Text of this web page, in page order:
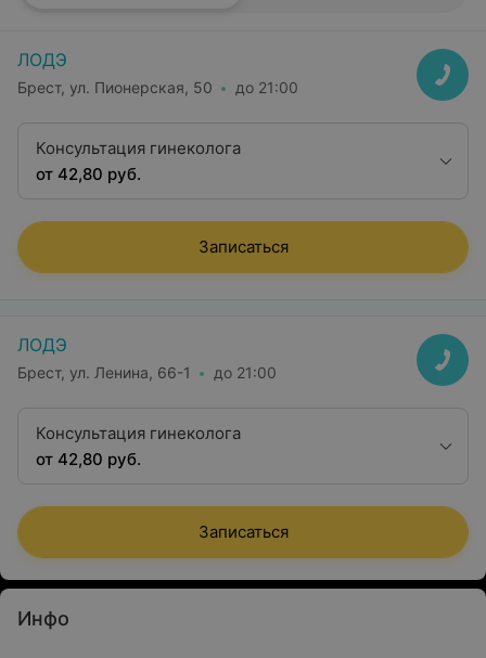
ЛОДЭ
Брест, ул. Пионерская, 50 до 21:00
Консультация гинеколога
от 42,80 руб.
Записаться
ЛОДЭ
Брест, ул. Ленина, 66-1 до 21:00
Консультация гинеколога
от 42,80 руб.
Записаться
Инфо